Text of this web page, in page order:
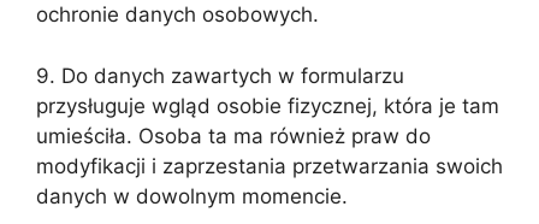
ochronie danych osobowych.
9. Do danych zawartych w formularzu
przysługuje wgląd osobie fizycznej, która je tam
umieściła. Osoba ta ma również praw do
modyfikacji i zaprzestania przetwarzania swoich
danych w dowolnym momencie.